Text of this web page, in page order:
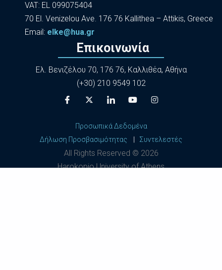
VAT: EL 099075404
70 El. Venizelou Ave. 176 76 Kallithea – Attikis, Greece
Εmail: elke@hua.gr
Επικοινωνία
Ελ. Βενιζέλου 70, 176 76, Καλλιθέα, Αθήνα
(+30) 210 9549 102
Προσωπικά Δεδομένα
Δήλωση Προσβασιμότητας
Συντελεστές
All Rights Reserved © 2026
Harokopio University of Athens